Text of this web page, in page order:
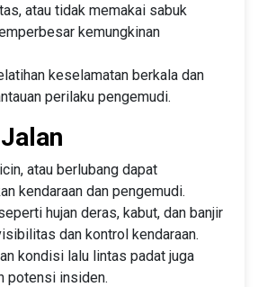
atau tidak memakai sabuk
kemungkinan
keselamatan berkala dan
perilaku pengemudi.
atau berlubang dapat
kendaraan dan pengemudi.
hujan deras, kabut, dan banjir
dan kontrol kendaraan.
kondisi lalu lintas padat juga
potensi insiden.